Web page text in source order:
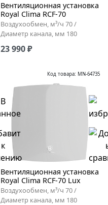
Вентиляционная установка
Royal Clima RCF-70
Воздухообмен, м³/ч 70 /
Диаметр канала, мм 180
23 990 ₽
Код товара: MN-64735
Вентиляционная установка
Royal Clima RCF-70 Lux
Воздухообмен, м³/ч 70 /
Диаметр канала, мм 180